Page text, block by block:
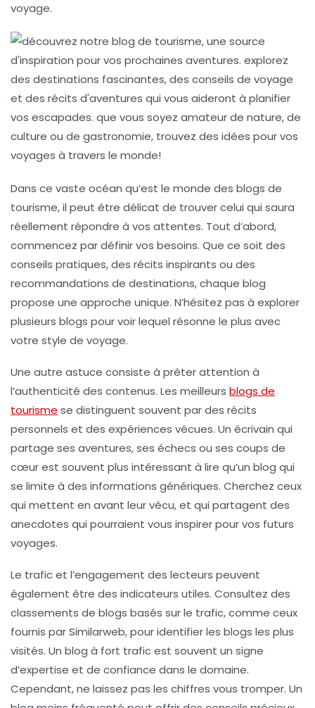
voyage.
Dans ce vaste océan qu’est le monde des blogs de
tourisme, il peut être délicat de trouver celui qui saura
réellement répondre à vos attentes. Tout d’abord,
commencez par définir vos besoins. Que ce soit des
conseils pratiques, des récits inspirants ou des
recommandations de destinations, chaque blog
propose une approche unique. N’hésitez pas à explorer
plusieurs blogs pour voir lequel résonne le plus avec
votre style de voyage.
Une autre astuce consiste à prêter attention à
l’authenticité des contenus. Les meilleurs blogs de
tourisme se distinguent souvent par des récits
personnels et des expériences vécues. Un écrivain qui
partage ses aventures, ses échecs ou ses coups de
cœur est souvent plus intéressant à lire qu’un blog qui
se limite à des informations génériques. Cherchez ceux
qui mettent en avant leur vécu, et qui partagent des
anecdotes qui pourraient vous inspirer pour vos futurs
voyages.
Le trafic et l’engagement des lecteurs peuvent
également être des indicateurs utiles. Consultez des
classements de blogs basés sur le trafic, comme ceux
fournis par Similarweb, pour identifier les blogs les plus
visités. Un blog à fort trafic est souvent un signe
d’expertise et de confiance dans le domaine.
Cependant, ne laissez pas les chiffres vous tromper. Un